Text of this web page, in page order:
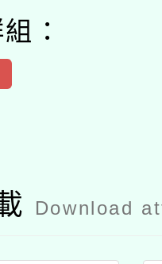
：
Download